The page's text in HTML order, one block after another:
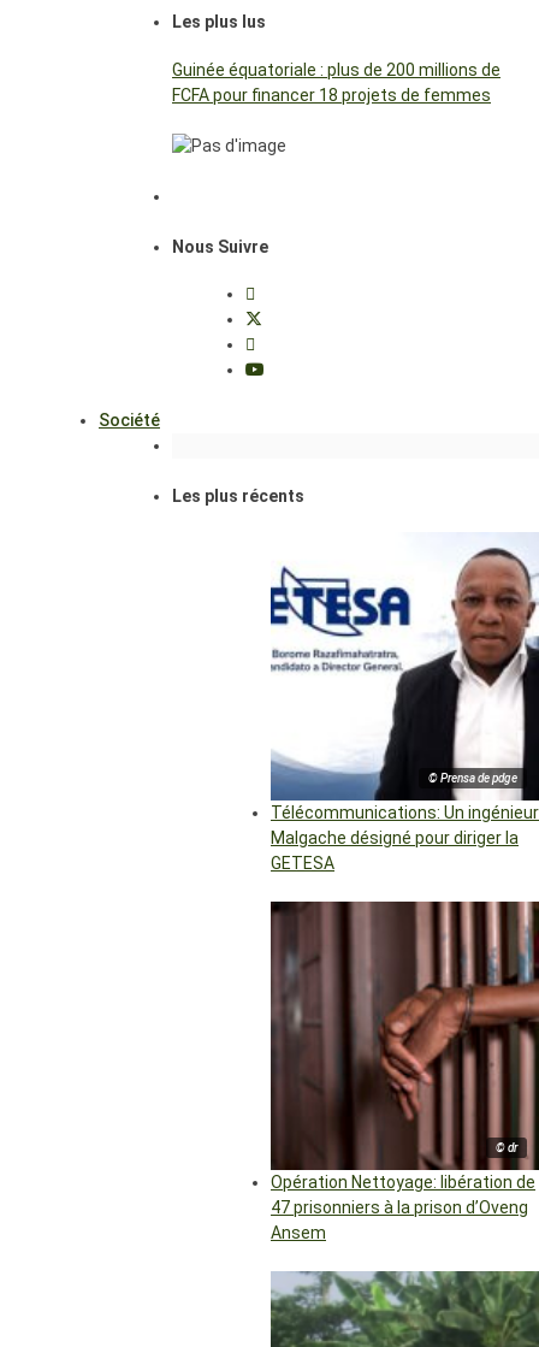
Les plus lus
Guinée équatoriale : plus de 200 millions de
FCFA pour financer 18 projets de femmes
Nous Suivre
Société
Les plus récents
© Prensa de pdge
Télécommunications: Un ingénieur
Malgache désigné pour diriger la
GETESA
© dr
Opération Nettoyage: libération de
47 prisonniers à la prison d’Oveng
Ansem